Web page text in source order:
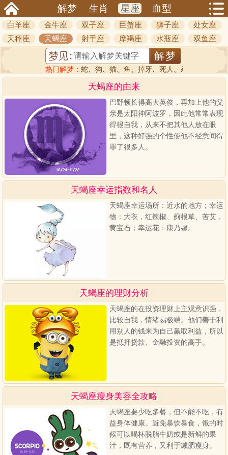
解梦 生肖 星座 血型
白羊座 金牛座 双子座 巨蟹座 狮子座
处女座
天秤座
天蝎座 射手座 摩羯座 水瓶座 双鱼座
热门解梦： 蛇、 狗、 猫、 鱼 、 掉牙、 死人 、 杀人
天蝎座的由来
巴野顿长得高大英俊，再加上他的父
亲是太阳神阿波罗，因此他常常表现
得很自我，从来不把其他人放在眼
里，这种好强的个性使他不经意间得
罪了很多人。
天蝎座幸运指数和名人
天蝎座幸运场所：近水的地方；幸运
物：大衣，红辣椒、蓟根草、苦艾，
黄宝石；幸运花：康乃馨。
天蝎座的理财分析
天蝎座的在投资理财上主观意识强，
比较自我，情绪易极端。他们善于利
用别人的钱来为自己赢取利益，所以
是抵押贷款、金融投资的高手。
天蝎座瘦身美容全攻略
天蝎座要少吃多餐，但不能不吃，有
益身体健康。避免暴饮暴食，饿的时
候可以喝杯脱脂牛奶或是新鲜的果
汁，既有营养，又利于减肥瘦身。